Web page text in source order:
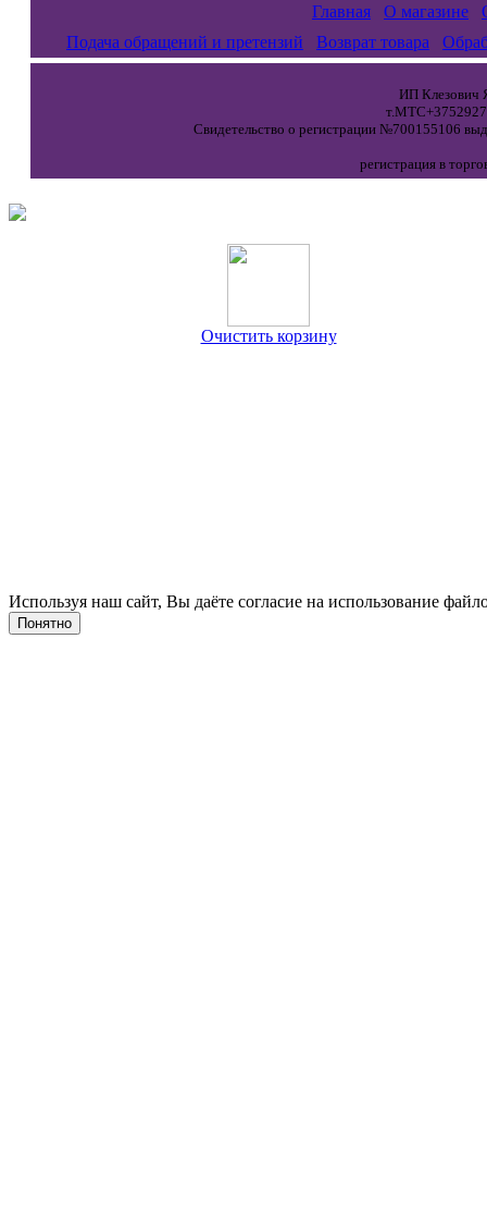
Главная О магазине
Подача обращений и претензий
Возврат товара
ИП Клезович
Свидетельство о регистрации №700155106
регистрация в
Очистить корзину
Используя наш сайт, Вы даёте согласие на использование
Понятно